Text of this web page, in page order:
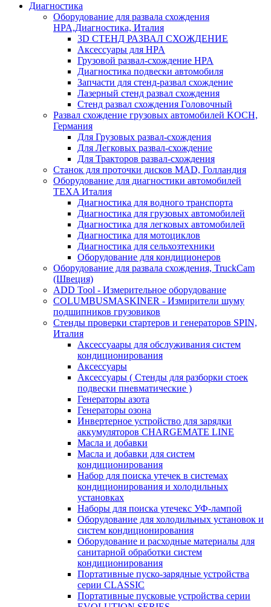
Диагностика
Оборудование для развала схождения
HPA,Диагностика, Италия
3D СТЕНД РАЗВАЛ СХОЖДЕНИЕ
Аксессуары для HPA
Грузовой развал-схождение HPA
Диагностика подвески автомобиля
Запчасти для стенд-развал схождение
Лазерный стенд развал схождения
Стенд развал схождения Головочный
Развал схождение грузовых автомобилей KOCH,
Германия
Для Грузовых развал-схождения
Для Легковых развал-схождение
Для Тракторов развал-схождения
Станок для проточки дисков MAD, Голландия
Оборудование для диагностики автомобилей
TEXA Италия
Диагностика для водного транспорта
Диагностика для грузовых автомобилей
Диагностика для легковых автомобилей
Диагностика для мотоциклов
Диагностика для сельхозтехники
Оборудование для кондиционеров
Оборудование для развала схождения, TruckCam
(Швеция)
ADD Tool - Измерительное оборудование
COLUMBUSMASKINER - Измирители шуму
подшипников грузовиков
Стенды проверки стартеров и генераторов SPIN,
Италия
Аксессуаары для обслуживания систем
кондиционирования
Аксессуары
Аксессуары ( Стенды для разборки стоек
подвески пневматические )
Генераторы азота
Генераторы озона
Инвертерное устройство для зарядки
аккумуляторов CHARGEMATE LINE
Масла и добавки
Масла и добавки для систем
кондиционирования
Набор для поиска утечек в системах
кондиционирования и холодильных
установках
Наборы для поиска утечекс УФ-лампой
Оборудование для холодильных установок и
систем кондиционирования
Оборудование и расходные материалы для
санитарной обработки систем
кондиционирования
Портативные пуско-зарядные устройства
серии CLASSIC
Портативные пусковые устройства серии